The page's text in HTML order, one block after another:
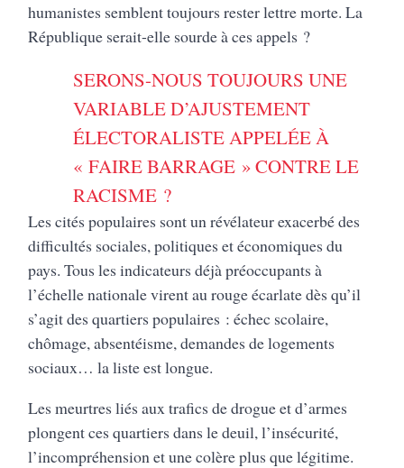
humanistes semblent toujours rester lettre morte. La
République serait-elle sourde à ces appels ?
SERONS-NOUS TOUJOURS UNE
VARIABLE D’AJUSTEMENT
ÉLECTORALISTE APPELÉE À
« FAIRE BARRAGE » CONTRE LE
RACISME ?
Les cités populaires sont un révélateur exacerbé des
difficultés sociales, politiques et économiques du
pays. Tous les indicateurs déjà préoccupants à
l’échelle nationale virent au rouge écarlate dès qu’il
s’agit des quartiers populaires : échec scolaire,
chômage, absentéisme, demandes de logements
sociaux… la liste est longue.
Les meurtres liés aux trafics de drogue et d’armes
plongent ces quartiers dans le deuil, l’insécurité,
l’incompréhension et une colère plus que légitime.